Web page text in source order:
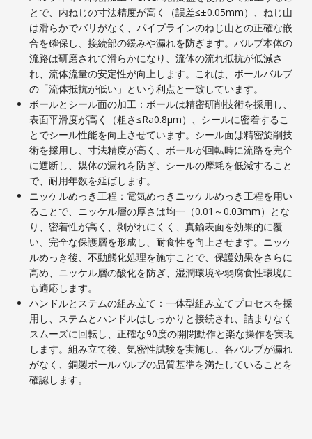
とで、内ねじの寸法精度が高く（誤差≤±0.05mm）、ねじ山
は滑らかでバリがなく、パイプラインのねじ山との正確な嵌
合を確保し、接続部の緩みや漏れを防ぎます。バルブ本体の
流路は研磨されて滑らかになり、流体の流れ抵抗が低減さ
れ、流体流量の安定性が向上します。これは、ボールバルブ
の「流体抵抗が低い」という利点と一致しています。
ボールとシール面の加工：ボールは精密研削技術を採用し、
表面平滑度が高く（粗さ≤Ra0.8μm）、シールに密着するこ
とでシール性能を向上させています。シール面は精密旋削技
術を採用し、寸法精度が高く、ボールが回転時に流路を完全
に遮断し、媒体の漏れを防ぎ、シールの摩耗を低減すること
で、耐用年数を延ばします。
ニッケルめっき工程：電気めっきニッケルめっき工程を用い
ることで、ニッケル層の厚さは均一（0.01～0.03mm）とな
り、密着性が高く、剥がれにくく、真鍮表面を効果的に覆
い、完全な保護層を形成し、耐食性を向上させます。ニッケ
ルめっき後、不動態化処理を施すことで、保護効果をさらに
高め、ニッケル層の酸化を防ぎ、湿潤環境や弱腐食性環境に
も適応します。
ハンドルとステムの組み立て：一体型組み立てプロセスを採
用し、ステムとハンドルはしっかりと接続され、詰まりなく
スムーズに回転し、正確な90度の開閉動作と楽な操作を実現
します。組み立て後、気密性試験を実施し、各バルブが漏れ
がなく、銅製ボールバルブの品質基準を満たしていることを
確認します。